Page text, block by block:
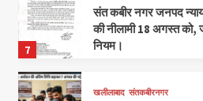
7
संत कबीर नगर जनपद
की नीलामी 18 अगस्त को,
नियम।
खलीलाबाद संतकबीरनगर